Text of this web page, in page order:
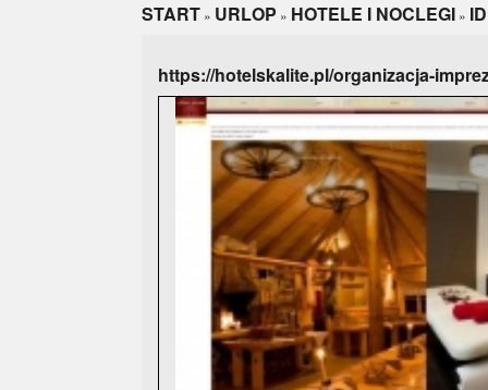
START » URLOP » HOTELE I NOCLEGI »
https://hotelskalite.pl/organizacja-